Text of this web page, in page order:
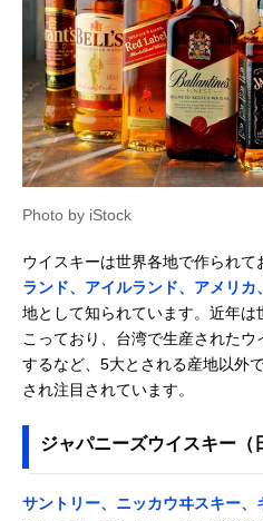
Amazonで見る
アサヒビール ブッ
シュミルズ
Amazonで見る
ペルノ・リカー
ル・ジャパン ジェ
ムソン スタンダー
ド
Amazonで見る
ル ヘイデン
Amazonで見る
サントリー カナデ
ィアンクラブ クラ
シック12年
Photo by iStock
ウイスキーは世界各地で作られて
ランド、アイルランド、アメリカ
地として知られています。近年
こっており、台湾で生産された
するなど、5大とされる産地以外
され注目されています。
ジャパニーズウイスキー（
サントリー、ニッカウヰスキー、